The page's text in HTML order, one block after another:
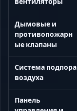
Дымовые и
противопожарн
ые клапаны
Система подпора
воздуха
Панель